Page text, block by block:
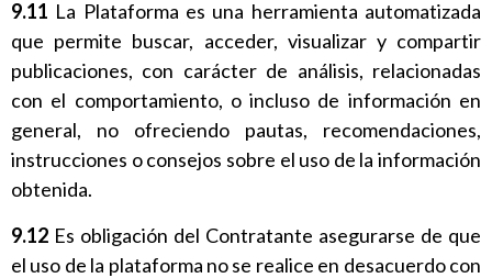
9.11 La Plataforma es una herramienta automatizada
que permite buscar, acceder, visualizar y compartir
publicaciones, con carácter de análisis, relacionadas
con el comportamiento, o incluso de información en
general, no ofreciendo pautas, recomendaciones,
instrucciones o consejos sobre el uso de la información
obtenida.
9.12 Es obligación del Contratante asegurarse de que
el uso de la plataforma no se realice en desacuerdo con